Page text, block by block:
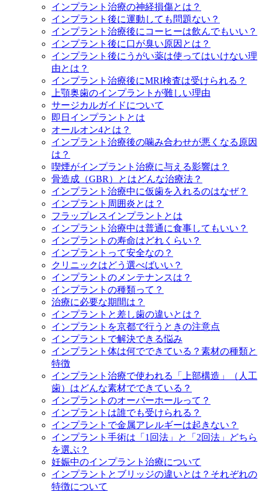
インプラント治療の神経損傷とは？
インプラント後に運動しても問題ない？
インプラント治療後にコーヒーは飲んでもいい？
インプラント後に口が臭い原因とは？
インプラント後にうがい薬は使ってはいけない理
由とは？
インプラント治療後にMRI検査は受けられる？
上顎奥歯のインプラントが難しい理由
サージカルガイドについて
即日インプラントとは
オールオン4とは？
インプラント治療後の噛み合わせが悪くなる原因
は？
喫煙がインプラント治療に与える影響は？
骨造成（GBR）とはどんな治療法？
インプラント治療中に仮歯を入れるのはなぜ？
インプラント周囲炎とは？
フラップレスインプラントとは
インプラント治療中は普通に食事してもいい？
インプラントの寿命はどれくらい？
インプラントって安全なの？
クリニックはどう選べばいい？
インプラントのメンテナンスは？
インプラントの種類って？
治療に必要な期間は？
インプラントと差し歯の違いとは？
インプラントを京都で行うときの注意点
インプラントで解決できる悩み
インプラント体は何でできている？素材の種類と
特徴
インプラント治療で使われる「上部構造」（人工
歯）はどんな素材でできている？
インプラントのオーバーホールって？
インプラントは誰でも受けられる？
インプラントで金属アレルギーは起きない？
インプラント手術は「1回法」と「2回法」どちら
を選ぶ？
妊娠中のインプラント治療について
インプラントとブリッジの違いとは？それぞれの
特徴について